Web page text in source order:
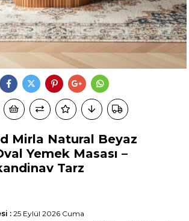
Mirla Natural Beyaz
Yemek Masası –
Tarz
: 25 Eylül 2026 Cuma